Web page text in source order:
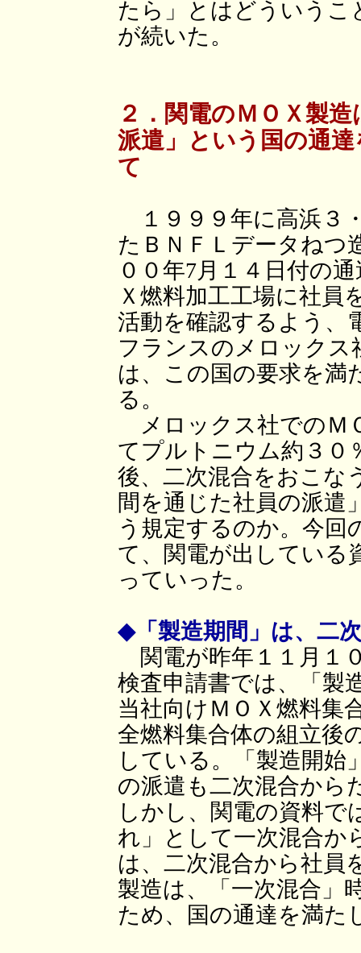
たら」とはどういうこ
が続いた。
２．関電のＭＯＸ製
派遣」という国の通
て
１９９９年に高浜３
たＢＮＦＬデータねつ
００年7月１４日付の
Ｘ燃料加工工場に社員
活動を確認するよう、
フランスのメロックス
は、この国の要求を満
る。
メロックス社でのＭ
てプルトニウム約３０
後、二次混合をおこな
間を通じた社員の派遣
う規定するのか。今回
て、関電が出している
っていった。
◆「製造期間」は、二
関電が昨年１１月１
検査申請書では、「製
当社向けＭＯＸ燃料集
全燃料集合体の組立後
している。「製造開始
の派遣も二次混合から
しかし、関電の資料で
れ」として一次混合か
は、二次混合から社員
製造は、「一次混合」
ため、国の通達を満た